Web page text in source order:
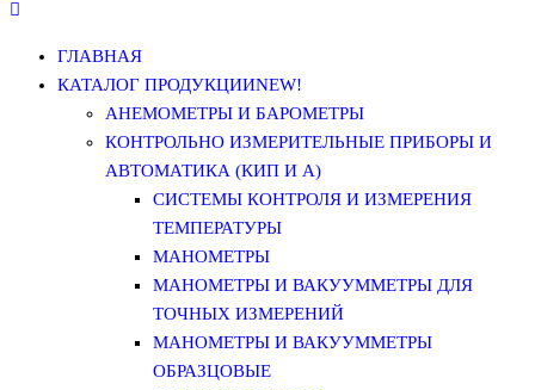
ГЛАВНАЯ
КАТАЛОГ ПРОДУКЦИИNEW!
АНЕМОМЕТРЫ И БАРОМЕТРЫ
КОНТРОЛЬНО ИЗМЕРИТЕЛЬНЫЕ ПРИБОРЫ И
АВТОМАТИКА (КИП И А)
СИСТЕМЫ КОНТРОЛЯ И ИЗМЕРЕНИЯ
ТЕМПЕРАТУРЫ
МАНОМЕТРЫ
МАНОМЕТРЫ И ВАКУУММЕТРЫ ДЛЯ
ТОЧНЫХ ИЗМЕРЕНИЙ
МАНОМЕТРЫ И ВАКУУММЕТРЫ
ОБРАЗЦОВЫЕ